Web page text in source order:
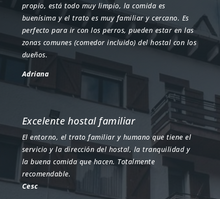
propio, está todo muy limpio, la comida es
buenísima y el trato es muy familiar y cercano. Es
perfecto para ir con los perros, pueden estar en las
zonas comunes (comedor incluido) del hostal con los
dueños.
Adriana
Excelente hostal familiar
El entorno, el trato familiar y humano que tiene el
servicio y la dirección del hostal, la tranquilidad y
la buena comida que hacen. Totalmente
recomendable.
Cesc